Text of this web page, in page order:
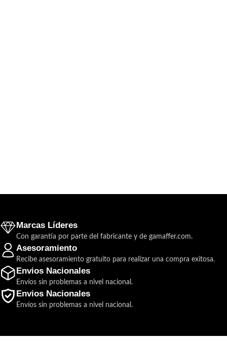
Marcas Líderes
Con garantía por parte del fabricante y de gamaffer.com.
Asesoramiento
Recibe asesoramiento gratuito para realizar una compra exitosa.
Envios Nacionales
Envíos sin problemas a nivel nacional.
Envios Nacionales
Envíos sin problemas a nivel nacional.